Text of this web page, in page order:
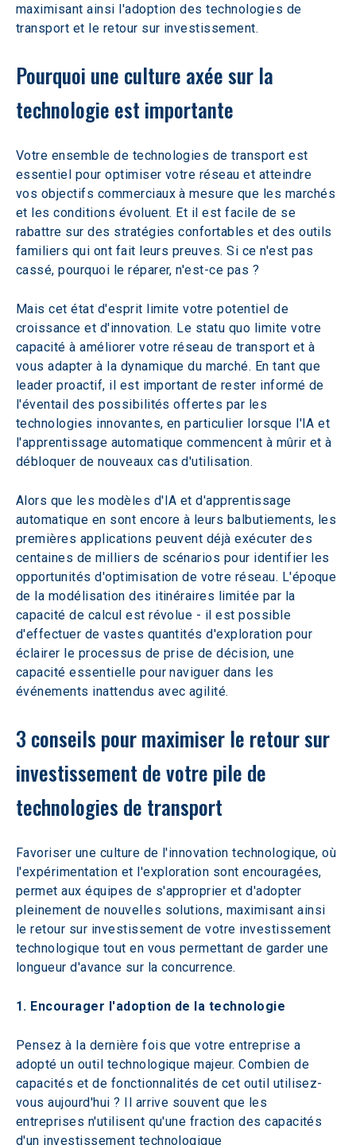
maximisant ainsi l'adoption des technologies de
transport et le retour sur investissement.
Pourquoi une culture axée sur la
technologie est importante
Votre ensemble de technologies de transport est
essentiel pour optimiser votre réseau et atteindre
vos objectifs commerciaux à mesure que les marchés
et les conditions évoluent. Et il est facile de se
rabattre sur des stratégies confortables et des outils
familiers qui ont fait leurs preuves. Si ce n'est pas
cassé, pourquoi le réparer, n'est-ce pas ?
Mais cet état d'esprit limite votre potentiel de
croissance et d'innovation. Le statu quo limite votre
capacité à améliorer votre réseau de transport et à
vous adapter à la dynamique du marché. En tant que
leader proactif, il est important de rester informé de
l'éventail des possibilités offertes par les
technologies innovantes, en particulier lorsque l'IA et
l'apprentissage automatique commencent à mûrir et à
débloquer de nouveaux cas d'utilisation.
Alors que les modèles d'IA et d'apprentissage
automatique en sont encore à leurs balbutiements, les
premières applications peuvent déjà exécuter des
centaines de milliers de scénarios pour identifier les
opportunités d'optimisation de votre réseau. L'époque
de la modélisation des itinéraires limitée par la
capacité de calcul est révolue - il est possible
d'effectuer de vastes quantités d'exploration pour
éclairer le processus de prise de décision, une
capacité essentielle pour naviguer dans les
événements inattendus avec agilité.
3 conseils pour maximiser le retour sur
investissement de votre pile de
technologies de transport
Favoriser une culture de l'innovation technologique, où
l'expérimentation et l'exploration sont encouragées,
permet aux équipes de s'approprier et d'adopter
pleinement de nouvelles solutions, maximisant ainsi
le retour sur investissement de votre investissement
technologique tout en vous permettant de garder une
longueur d'avance sur la concurrence.
1. Encourager l'adoption de la technologie
Pensez à la dernière fois que votre entreprise a
adopté un outil technologique majeur. Combien de
capacités et de fonctionnalités de cet outil utilisez-
vous aujourd'hui ? Il arrive souvent que les
entreprises n'utilisent qu'une fraction des capacités
d'un investissement technologique